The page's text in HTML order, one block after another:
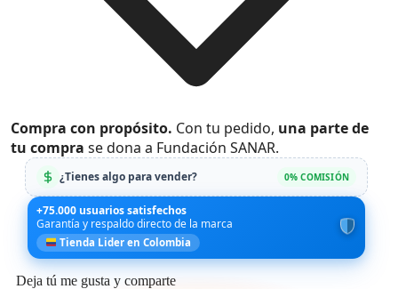
Compra con propósito. Con tu pedido, una parte de
tu compra se dona a Fundación SANAR.
¿Tienes algo para vender? 0% COMISIÓN
+75.000 usuarios satisfechos
Garantía y respaldo directo de la marca
Tienda Lider en Colombia
Deja tú me gusta y comparte